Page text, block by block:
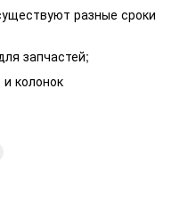
разные сроки
запчастей;
колонок